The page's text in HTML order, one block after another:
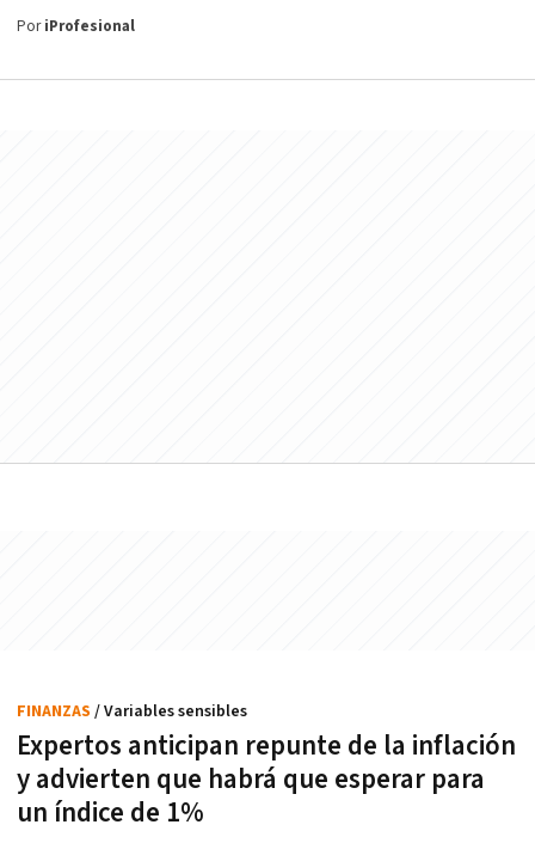
PoriProfesional
Expertos anticipan repunte de la inflación
y advierten que habrá que esperar para
un índice de 1%
FINANZAS / Variables sensibles